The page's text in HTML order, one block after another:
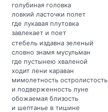
голубиная головка
ловкий ласточки полет
где лукавая плутовка
завлекает и поет
стебель издавна зеленый
словно знамя мусульман
где пустынею хваленой
ходит лени караван
мимолетность остролистость
и подверженность луне
обожаемая близость
и шептанье в тишине